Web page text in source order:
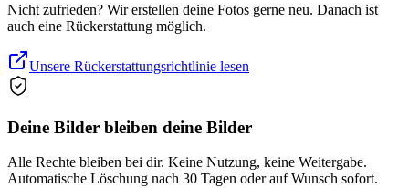
Nicht zufrieden? Wir erstellen deine Fotos gerne neu. Danach ist
auch eine Rückerstattung möglich.
Unsere Rückerstattungsrichtlinie lesen
Deine Bilder bleiben deine Bilder
Alle Rechte bleiben bei dir. Keine Nutzung, keine Weitergabe.
Automatische Löschung nach 30 Tagen oder auf Wunsch sofort.